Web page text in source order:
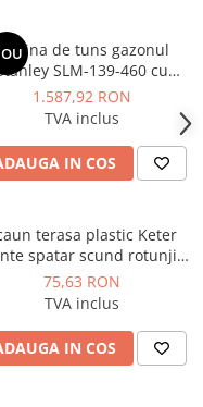
de tuns gazonul
SLM-139-460 cu
benzina 139cm³ 2100W
1.587,92 RON
TVA inclus
IN COS
terasa plastic Keter
spatar scund rotunjit
grafit 57 x 57 x 78 cm
75,63 RON
TVA inclus
IN COS